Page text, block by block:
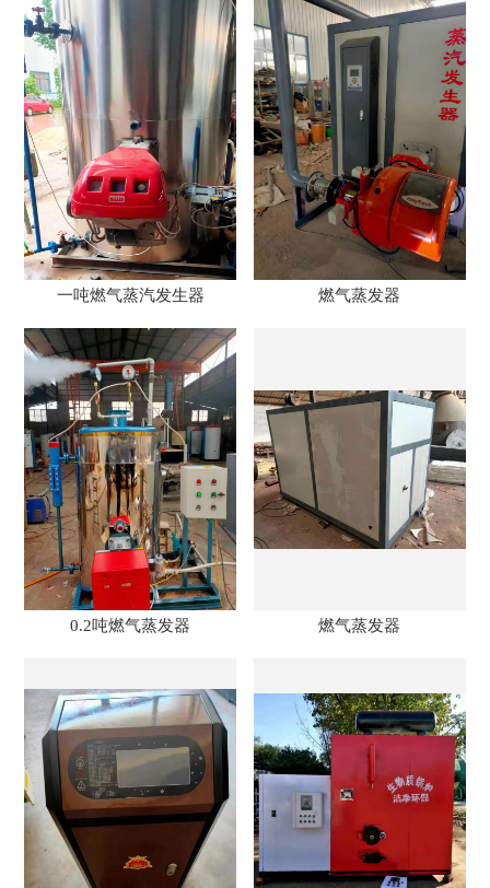
一吨燃气蒸汽发生器 燃气蒸发器
0.2吨燃气蒸发器 燃气蒸发器